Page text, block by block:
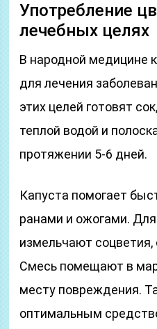
Употребление
лечебных целях
В народной медицине
для лечения
этих целей готовят
теплой водой и
протяжении 5-6 дней.
Капуста помогает
ранами и ожогами.
измельчают
Смесь помещают в
месту повреждения.
оптимальным